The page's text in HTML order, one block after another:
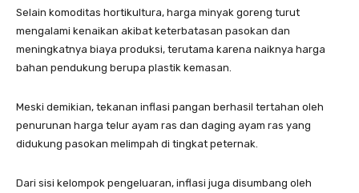
Selain komoditas hortikultura, harga minyak goreng turut
mengalami kenaikan akibat keterbatasan pasokan dan
meningkatnya biaya produksi, terutama karena naiknya harga
bahan pendukung berupa plastik kemasan.
Meski demikian, tekanan inflasi pangan berhasil tertahan oleh
penurunan harga telur ayam ras dan daging ayam ras yang
didukung pasokan melimpah di tingkat peternak.
Dari sisi kelompok pengeluaran, inflasi juga disumbang oleh